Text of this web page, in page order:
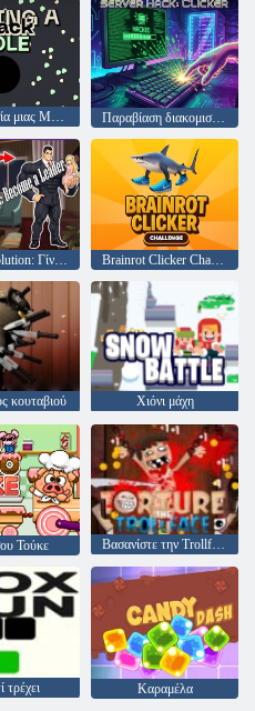
Τροφοδοσία μιας Μαύρης Τρύπας Παραβίαση διακομιστή: Clicker
Alpha Evolution: Γίνε ηγέτης Brainrot Clicker Challenge
κουταβιού Χιόνι μάχη
Τούκε Βασανίστε την Trollface
τρέχει
Καραμέλα